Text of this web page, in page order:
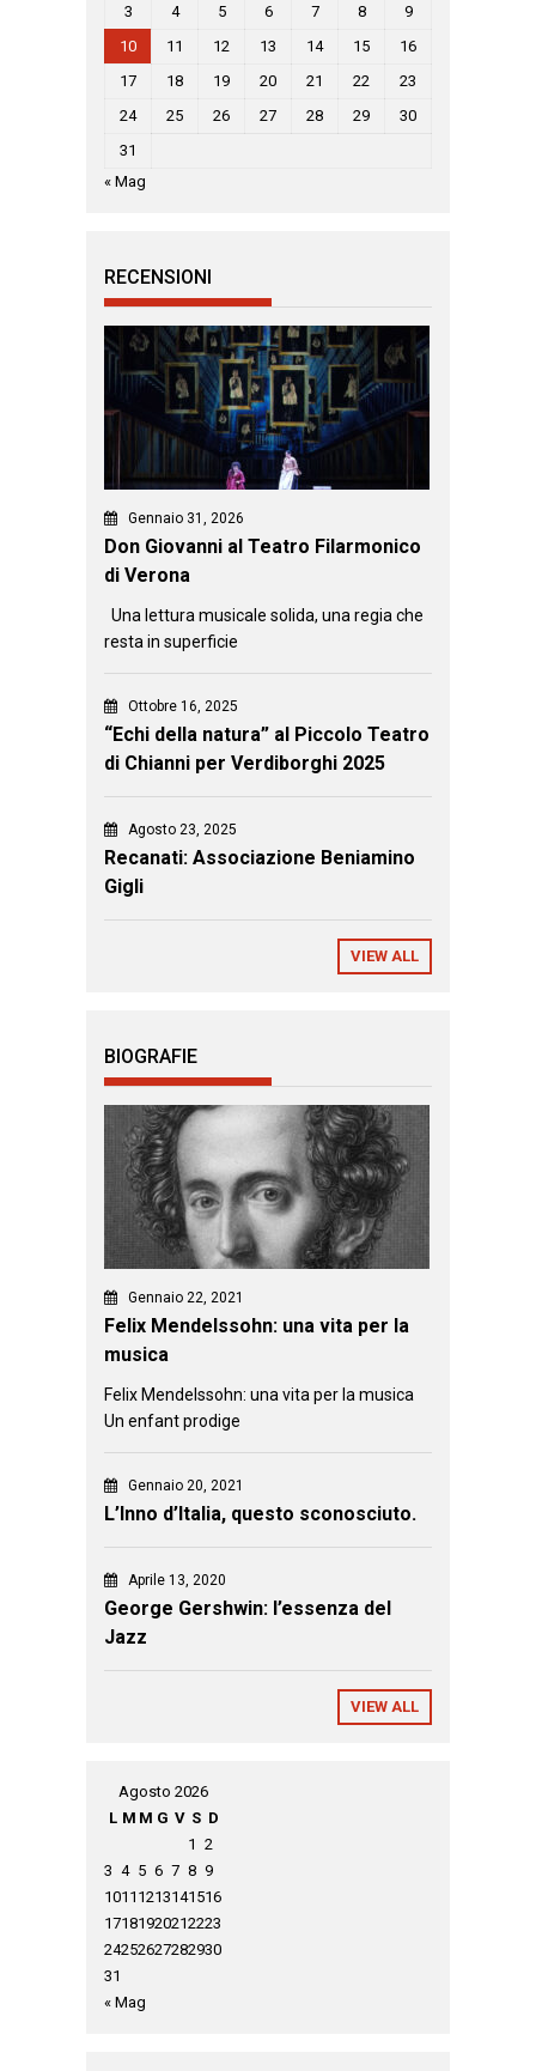
3
4 5 6 7 8
9
10
11 12 13 14 15
16
17
18 19 20 21 22
23
24
25 26 27 28 29
30
31
« Mag
RECENSIONI
Gennaio 31, 2026
Don Giovanni al Teatro Filarmonico
di Verona
Una lettura musicale solida, una regia che
resta in superficie
Ottobre 16, 2025
“Echi della natura” al Piccolo Teatro
di Chianni per Verdiborghi 2025
Agosto 23, 2025
Recanati: Associazione Beniamino
Gigli
VIEW ALL
BIOGRAFIE
Gennaio 22, 2021
Felix Mendelssohn: una vita per la
musica
Felix Mendelssohn: una vita per la musica
Un enfant prodige
Gennaio 20, 2021
L’Inno d’Italia, questo sconosciuto.
Aprile 13, 2020
George Gershwin: l’essenza del
Jazz
VIEW ALL
Agosto 2026
L M M G V S D
1 2
3 4 5 6 7 8 9
1011 1213141516
17181920212223
24252627282930
31
« Mag